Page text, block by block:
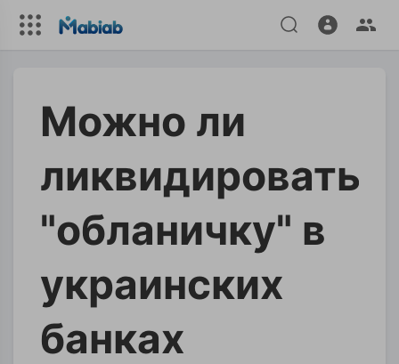
Можно ли
ликвидировать
"обланичку" в
украинских
банках